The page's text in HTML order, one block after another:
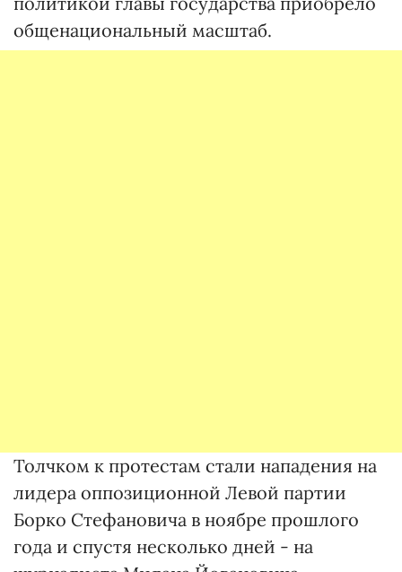
общенациональный масштаб.
Толчком к протестам стали нападения на
лидера оппозиционной Левой партии
Борко Стефановича в ноябре прошлого
года и спустя несколько дней - на